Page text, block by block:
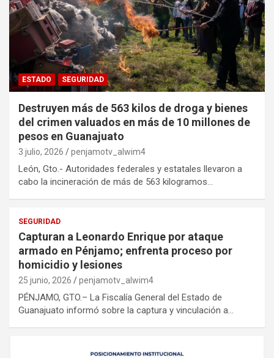
ESTADO SEGURIDAD
Destruyen más de 563 kilos de droga y bienes
del crimen valuados en más de 10 millones de
pesos en Guanajuato
3 julio, 2026 penjamotv_alwim4
León, Gto.- Autoridades federales y estatales llevaron a
cabo la incineración de más de 563 kilogramos…
SEGURIDAD
Capturan a Leonardo Enrique por ataque
armado en Pénjamo; enfrenta proceso por
homicidio y lesiones
25 junio, 2026 penjamotv_alwim4
PÉNJAMO, GTO.– La Fiscalía General del Estado de
Guanajuato informó sobre la captura y vinculación a…